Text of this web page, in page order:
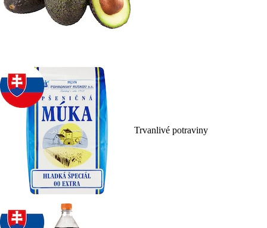
Trvanlivé potraviny